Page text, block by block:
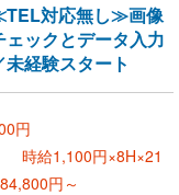
対応無し≫画像
ェックとデータ入力
未経験スタート
円
時給1,100円×8H×21
円～